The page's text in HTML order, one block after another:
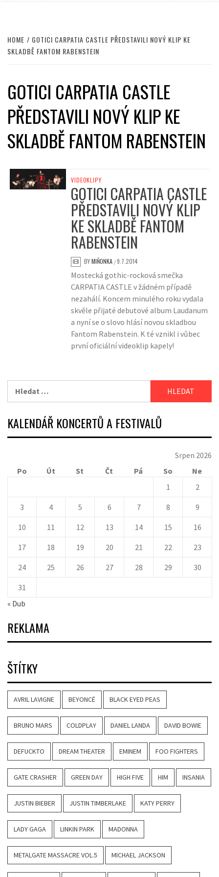
HOME
GOTICI CARPATIA CASTLE PŘEDSTAVILI NOVÝ KLIP KE
SKLADBĚ FANTOM RABENSTEIN
GOTICI CARPATIA CASTLE
PŘEDSTAVILI NOVÝ KLIP KE
SKLADBĚ FANTOM RABENSTEIN
VIDEOKLIPY
GOTICI CARPATIA CASTLE
PŘEDSTAVILI NOVÝ KLIP
KE SKLADBĚ FANTOM
RABENSTEIN
BYMIŇONKA /9.7.2014
Mostecká gothic-rocková smečka
CARPATIA CASTLE v žádném případě
nezahálí. Koncem minulého roku vydala
skvěle přijaté debutové album Laudanum
a nyní se o slovo hlásí novou skladbou
Fantom Rabenstein. K té vznikl i vůbec
první oficiální videoklip kapely!
KALENDÁŘ KONCERTŮ A FESTIVALŮ
Srpen 2026
Po
Út St Čt Pá So
Ne
1
2
3 4 5 6 7 8 9
10 11 12 13 14 15 16
17 18 19 20 21 22 23
24 25 26 27 28 29 30
31
« Dub
REKLAMA
ŠTÍTKY
AVRIL LAVIGNE BEYONCÉ BLACK EYED PEAS
BRUNO MARS COLDPLAY DANIEL LANDA DAVID BOWIE
DEFUCKTO DREAM THEATER EMINEM FOO FIGHTERS
GATE CRASHER GREEN DAY HIGH FIVE HIM INSANIA
JUSTIN BIEBER JUSTIN TIMBERLAKE KATY PERRY
LADY GAGA LINKIN PARK MADONNA
METALGATE MASSACRE VOL.5 MICHAEL JACKSON